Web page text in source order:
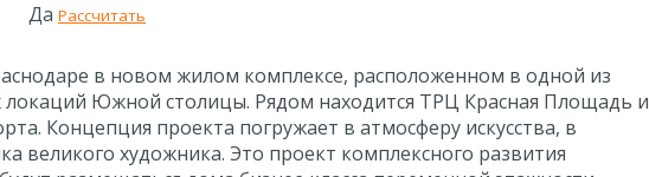
Да Рассчитать
в новом жилом комплексе, расположенном в одной из
локаций Южной столицы. Рядом находится ТРЦ Красная Площадь и
Концепция проекта погружает в атмосферу искусства, в
великого художника. Это проект комплексного развития